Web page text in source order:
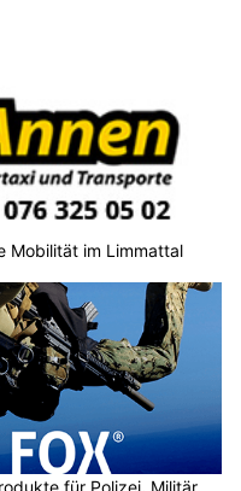
Mobilität im Limmattal